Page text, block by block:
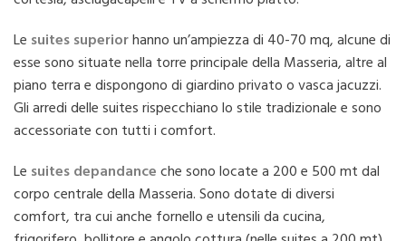
Le suites superiorhanno un’ampiezza di 40-70 mq, alcune di
esse sono situate nella torre principale della Masseria, altre al
piano terra e dispongono di giardino privato o vasca jacuzzi.
Gli arredi delle suites rispecchiano lo stile tradizionale e sono
accessoriate con tutti i comfort.
Le suites depandanceche sono locate a 200 e 500 mt dal
corpo centrale della Masseria. Sono dotate di diversi
comfort, tra cui anche fornello e utensili da cucina,